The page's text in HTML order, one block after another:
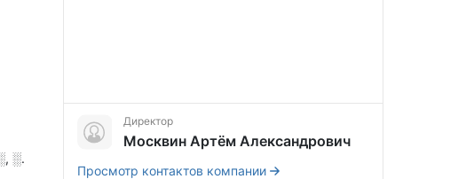
░.
Директор
Москвин Артём Александрович
Просмотр контактов компании